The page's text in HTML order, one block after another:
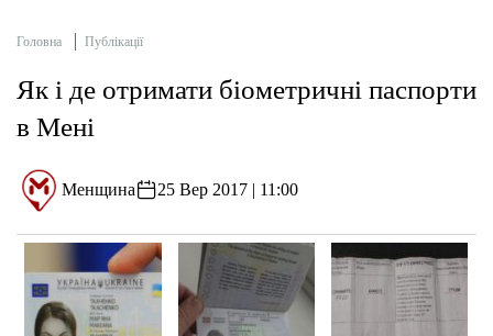
Головна Публікації
Як і де отримати біометричні паспорти
в Мені
Менщина 25 Вер 2017 | 11:00